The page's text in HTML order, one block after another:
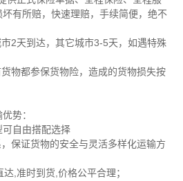
有所赔，快速理赔，手续简便，绝不
2天到达，其它城市3-5天，如遇特殊
物都参保货物险，造成的货物损失按
势：
自由搭配选择
保证货物的安全与灵活多样化运输方
,准时到货,价格公平合理；